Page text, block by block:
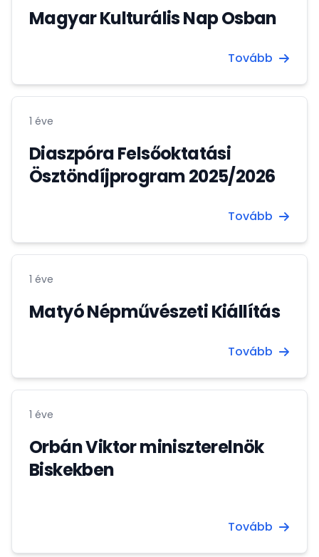
Magyar Kulturális Nap Osban
Tovább
1 éve
Diaszpóra Felsőoktatási
Ösztöndíjprogram 2025/2026
Tovább
1 éve
Matyó Népművészeti Kiállítás
Tovább
1 éve
Orbán Viktor miniszterelnök
Biskekben
Tovább